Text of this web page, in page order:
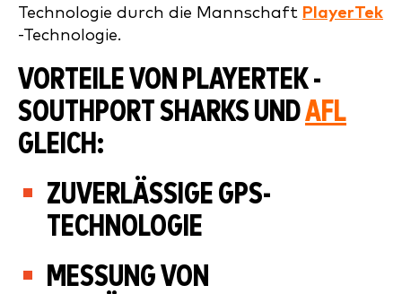
Technologie durch die Mannschaft PlayerTek
-Technologie.
VORTEILE VON PLAYERTEK -
SOUTHPORT SHARKS UNDAFL
GLEICH:
ZUVERLÄSSIGE GPS-
TECHNOLOGIE
MESSUNG VON